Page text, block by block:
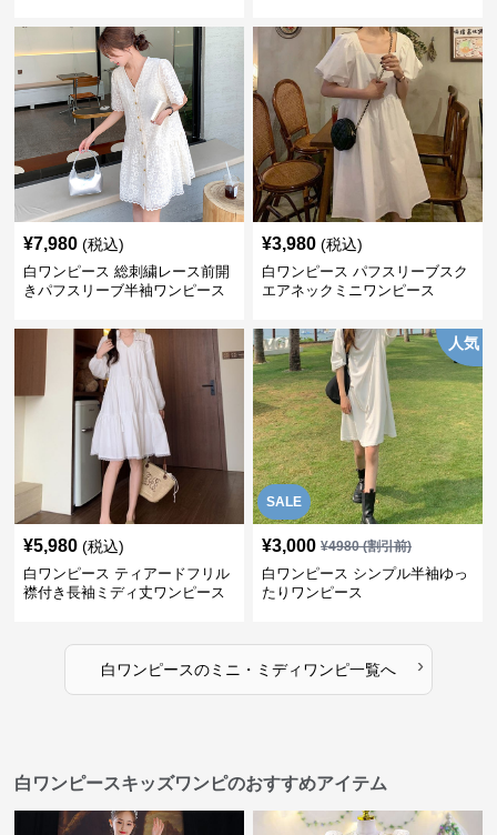
¥7,980 (税込)
白ワンピース 総刺繍レース前開
きパフスリーブ半袖ワンピース
¥3,980 (税込)
白ワンピース パフスリーブスク
エアネックミニワンピース
¥5,980 (税込)
白ワンピース ティアードフリル
襟付き長袖ミディ丈ワンピース
SALE
人気
¥3,000 ¥4980(割引前)
白ワンピース シンプル半袖ゆっ
たりワンピース
白ワンピースのミニ・ミディワンピ一覧へ ›
白ワンピースキッズワンピのおすすめアイテム